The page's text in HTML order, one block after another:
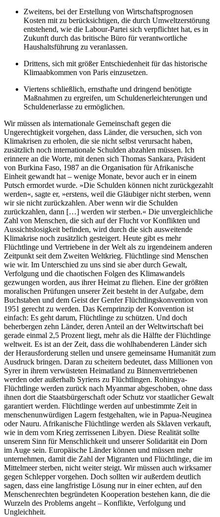
Zweitens, bei der Erstellung von Wirtschaftsprognosen
Kosten mit zu berücksichtigen, die durch Umweltzerstörung
entstehend, wie die Labour-Partei sich verpflichtet hat, es in
Zukunft durch das britische Büro für verantwortliche
Haushaltsführung zu veranlassen.
Drittens, sich mit größer Entschiedenheit für das historische
Klimaabkommen von Paris einzusetzen.
Viertens schließlich, ernsthafte und dringend benötigte
Maßnahmen zu ergreifen, um Schuldenerleichterungen und
Schuldenerlasse zu ermöglichen.
Wir müssen als internationale Gemeinschaft gegen die
Ungerechtigkeit vorgehen, dass Länder, die versuchen, sich von
Klimakrisen zu erholen, die sie nicht selbst verursacht haben,
zusätzlich noch internationale Schulden abzahlen müssen. Ich
erinnere an die Worte, mit denen sich Thomas Sankara, Präsident
von Burkina Faso, 1987 an die Organisation für Afrikanische
Einheit gewandt hat – wenige Monate, bevor auch er in einem
Putsch ermordet wurde. »Die Schulden können nicht zurückgezahlt
werden«, sagte er, »erstens, weil die Gläubiger nicht sterben, wenn
wir sie nicht zurückzahlen. Aber wenn wir die Schulden
zurückzahlen, dann […] werden wir sterben.« Die unvergleichliche
Zahl von Menschen, die sich auf der Flucht vor Konflikten und
Aussichtslosigkeit befinden, wird durch die sich ausweitende
Klimakrise noch zusätzlich gesteigert. Heute gibt es mehr
Flüchtlinge und Vertriebene in der Welt als zu irgendeinem anderen
Zeitpunkt seit dem Zweiten Weltkrieg. Flüchtlinge sind Menschen
wie wir. Im Unterschied zu uns sind sie aber durch Gewalt,
Verfolgung und die chaotischen Folgen des Klimawandels
gezwungen worden, aus ihrer Heimat zu fliehen. Eine der größten
moralischen Prüfungen unserer Zeit besteht in der Aufgabe, dem
Buchstaben und dem Geist der Genfer Flüchtlingskonvention von
1951 gerecht zu werden. Das Kernprinzip der Konvention ist
einfach: Es geht darum, Flüchtlinge zu schützen. Und doch
beherbergen zehn Länder, deren Anteil an der Weltwirtschaft bei
gerade einmal 2,5 Prozent liegt, mehr als die Hälfte der Flüchtlinge
weltweit. Es ist an der Zeit, dass die wohlhabenderen Länder sich
der Herausforderung stellen und unsere gemeinsame Humanität zum
Ausdruck bringen. Daran zu scheitern bedeutet, dass Millionen von
Syrer in ihrem verwüsteten Heimatland zu Binnenvertriebenen
werden oder außerhalb Syriens zu Flüchtlingen. Rohingya-
Flüchtlinge werden zurück nach Myanmar abgeschoben, ohne dass
ihnen dort die Staatsbürgerschaft oder Schutz vor staatlicher Gewalt
garantiert werden. Flüchtlinge werden auf unbestimmte Zeit in
menschenunwürdigen Lagern festgehalten, wie in Papua-Neuginea
oder Nauru. Afrikanische Flüchtlinge werden als Sklaven verkauft,
wie in dem vom Krieg zerrissenen Libyen. Diese Realität sollte
unserem Sinn für Menschlichkeit und unserer Solidarität ein Dorn
im Auge sein. Europäische Länder können und müssen mehr
unternehmen, damit die Zahl der Migranten und Flüchtlinge, die im
Mittelmeer sterben, nicht weiter steigt. Wir müssen auch wirksamer
gegen Schlepper vorgehen. Doch sollten wir außerdem deutlich
sagen, dass eine langfristige Lösung nur in einer echten, auf den
Menschenrechten begründeten Kooperation bestehen kann, die die
Wurzeln des Problems angeht – Konflikte, Verfolgung und
Ungleichheit.